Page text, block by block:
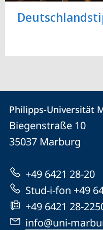
Kontakt
und
Informationen
zur
Website
Philipps-
Universität
Marburg
Philipps-Universität
Biegenstraße 10
35037 Marburg
+49 6421 28-20
Stud-i-fon +49
+49 6421 28-
info@uni-